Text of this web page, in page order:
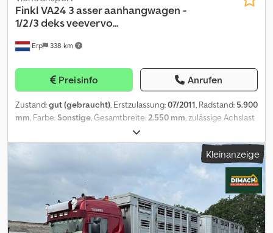
Erp 338 km
FinklVA24 3 asser aanhangwagen -
1/2/3 deks veevervo...
Preisinfo Anrufen
Zustand:gut (gebraucht), Erstzulassung:07/2011, Radstand: 5.900
mm, Farbe:Sonstige, Gesamtbreite:2.550 mm, zulässige Achslast
, zulässige Achslast (Achse 2):
zulässige Achslast (Achse 3):9.000 kg, Baujahr:2011, Ausstattung:
Ladebordwand
, Achskonfiguration Maximale Vorderachslast:
9000 kg Hinterachse 1: Liftachse; Max. Achslast: 9000 kg
Hinterachse 2: Max. Achslast: 9000 kg Gewichte Leergewicht:
10.380 kg Zuladung: 13.620 kg zGG: 24.000 kg Wartung, Verlauf
und Zustand Credpfezq Dn Rsx Akiof APK (Technische
Hauptuntersuchung): geprüft bis 10.2026 Technischer Zustand:
Kleinanzeige